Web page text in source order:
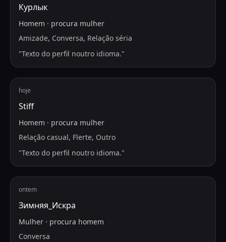
Курлык
Homem · procura mulher
Amizade, Conversa, Relação séria
"Texto do perfil noutro idioma."
hoje
Stiff
Homem · procura mulher
Relação casual, Flerte, Outro
"Texto do perfil noutro idioma."
ontem
Зимняя_Искра
Mulher · procura homem
Conversa